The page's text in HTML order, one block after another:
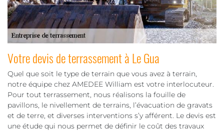
Votre devis de terrassement à Le Gua
Quel que soit le type de terrain que vous avez à terrain,
notre équipe chez AMEDEE William est votre interlocuteur.
Pour tout terrassement, nous réalisons la fouille de
pavillons, le nivellement de terrains, l’évacuation de gravats
et de terre, et diverses interventions s’y afférent. Le devis est
une étude qui nous permet de définir le coût des travaux